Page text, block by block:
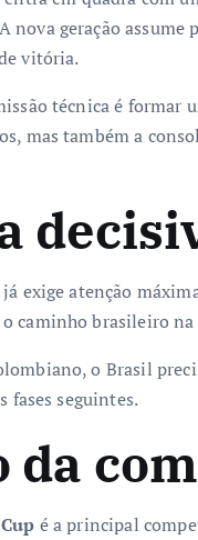
nova geração
vitória.
técnica é formar
mas também a
exige atenção
caminho brasileiro na
o Brasil
fases seguintes.
da
é a principal